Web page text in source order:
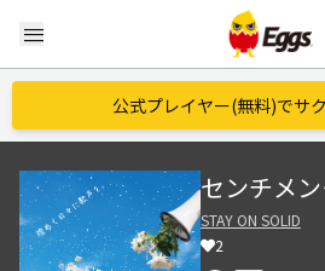
menu
公式プレイヤー(無料)でサ
センチメ
STAY ON SOLID
2